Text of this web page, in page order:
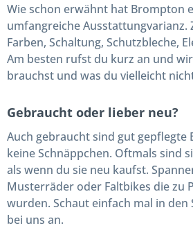
Wie schon erwähnt hat Brompton
umfangreiche Ausstattungvarianz.
Farben, Schaltung, Schutzbleche,
Am besten rufst du kurz an und
brauchst und was du vielleicht
Gebraucht oder lieber neu?
Auch gebraucht sind gut gepflegte
keine Schnäppchen. Oftmals sind
als wenn du sie neu kaufst.
Musterräder oder Faltbikes die zu
wurden. Schaut einfach mal in
bei uns an.